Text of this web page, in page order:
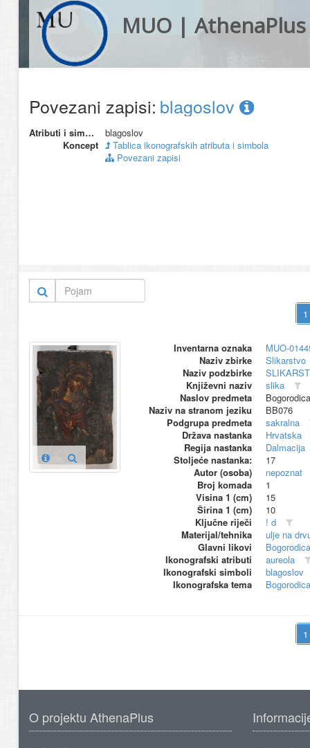
MUO | AthenaPlus
Povezani zapisi: blagoslov
Atributi i simboli
blagoslov
Koncept
Tablica ikonografskih atributa i simbola
Povezani zapisi
Inventarna oznaka
MUO-
Naziv zbirke
Slikarstvo
Naziv podzbirke
Književni naziv
slika
Naslov predmeta
Naziv na stranom jeziku
BB076
Podgrupa predmeta
sakralna
Država nastanka
Hrvatska
Regija nastanka
Dalmacija
Stoljeće nastanka:
17
Autor (osoba)
nepoznat
Broj komada
1
Visina 1 (cm)
15
Širina 1 (cm)
10
Ključne riječi
! d
Materijal/tehnika
ulje na
Glavni likovi
Bogorodica
Ikonografski atributi
aureola
Ikonografski simboli
blagoslov
Ikonografska tema
O projektu AthenaPlus